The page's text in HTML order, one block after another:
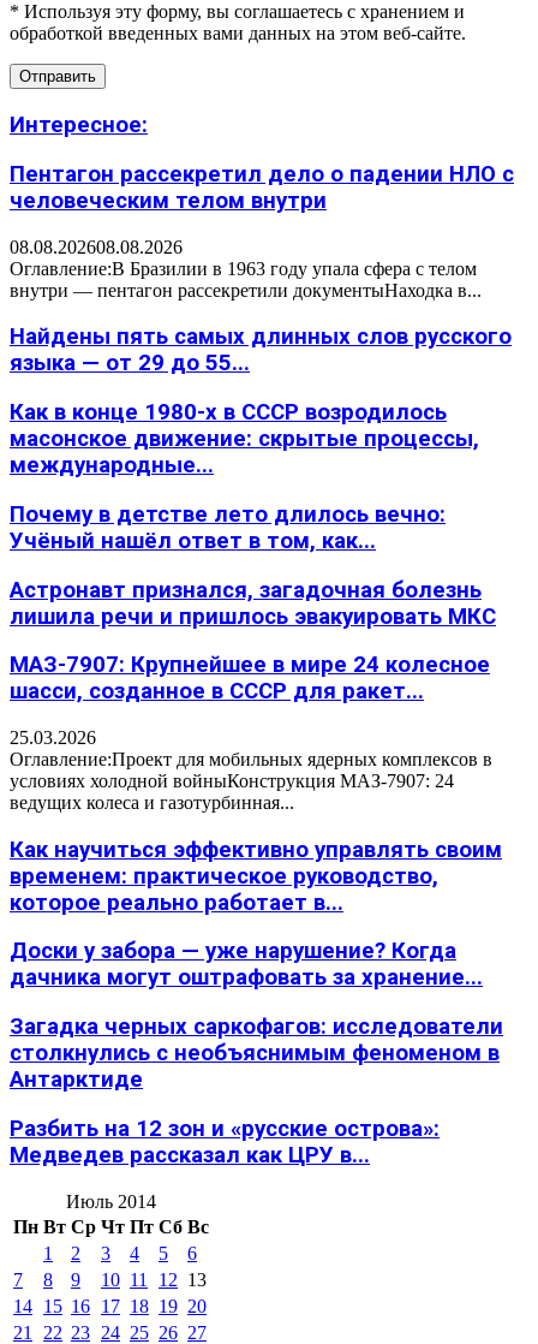
* Используя эту форму, вы соглашаетесь с хранением и
обработкой введенных вами данных на этом веб-сайте.
Интересное:
Пентагон рассекретил дело о падении НЛО с
человеческим телом внутри
08.08.202608.08.2026
Оглавление:В Бразилии в 1963 году упала сфера с телом
внутри — пентагон рассекретили документыНаходка в...
Найдены пять самых длинных слов русского
языка — от 29 до 55...
Как в конце 1980-х в СССР возродилось
масонское движение: скрытые процессы,
международные...
Почему в детстве лето длилось вечно:
Учёный нашёл ответ в том, как...
Астронавт признался, загадочная болезнь
лишила речи и пришлось эвакуировать МКС
МАЗ-7907: Крупнейшее в мире 24 колесное
шасси, созданное в СССР для ракет...
25.03.2026
Оглавление:Проект для мобильных ядерных комплексов в
условиях холодной войныКонструкция МАЗ-7907: 24
ведущих колеса и газотурбинная...
Как научиться эффективно управлять своим
временем: практическое руководство,
которое реально работает в...
Доски у забора — уже нарушение? Когда
дачника могут оштрафовать за хранение...
Загадка черных саркофагов: исследователи
столкнулись с необъяснимым феноменом в
Антарктиде
Разбить на 12 зон и «русские острова»:
Медведев рассказал как ЦРУ в...
Июль 2014
Пн Вт Ср Чт Пт Сб Вс
1
2 3 4 5
6
7
8 9 10 11 12 13
14 15 16 17 18 19 20
21
22 23 24 25 26 27